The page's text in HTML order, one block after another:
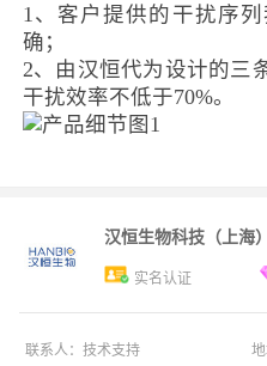
1、 客户提供的干扰序
确；
2、 由汉恒代为设计的三
干扰效率不低于70%。
汉恒生物科技（上海
实名认证
联系人： 技术支持 地